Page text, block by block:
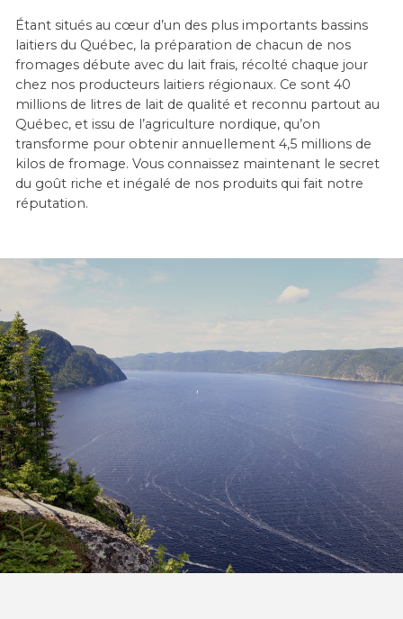
Étant situés au cœur d’un des plus importants bassins
laitiers du Québec, la préparation de chacun de nos
fromages débute avec du lait frais, récolté chaque jour
chez nos producteurs laitiers régionaux. Ce sont 40
millions de litres de lait de qualité et reconnu partout au
Québec, et issu de l’agriculture nordique, qu’on
transforme pour obtenir annuellement 4,5 millions de
kilos de fromage. Vous connaissez maintenant le secret
du goût riche et inégalé de nos produits qui fait notre
réputation.